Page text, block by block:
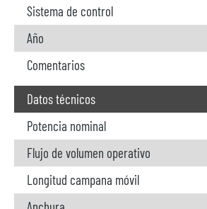
Sistema de control
Año
Comentarios
Datos técnicos
Potencia nominal
Flujo de volumen operativo
Longitud campana móvil